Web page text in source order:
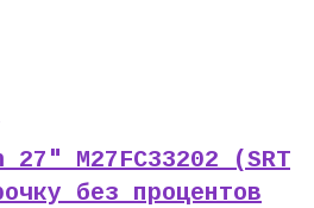
27″ M27FC33202 (SRT
без процентов